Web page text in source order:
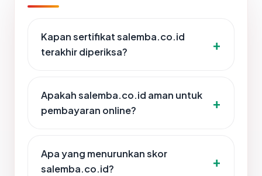
Kapan sertifikat salemba.co.id
terakhir diperiksa?
Apakah salemba.co.id aman untuk
pembayaran online?
Apa yang menurunkan skor
salemba.co.id?